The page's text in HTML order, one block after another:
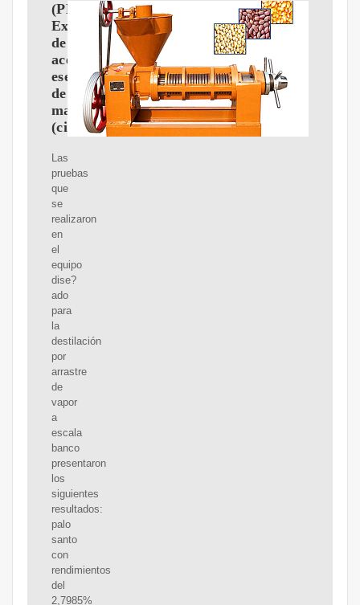
(PDF)
Extracción
de
aceites
esenciales
de
mandarina
(citrus
Las
pruebas
que
se
realizaron
en
el
equipo
dise?
ado
para
la
destilación
por
arrastre
de
vapor
a
escala
banco
presentaron
los
siguientes
resultados:
palo
santo
con
rendimientos
del
2,7985%